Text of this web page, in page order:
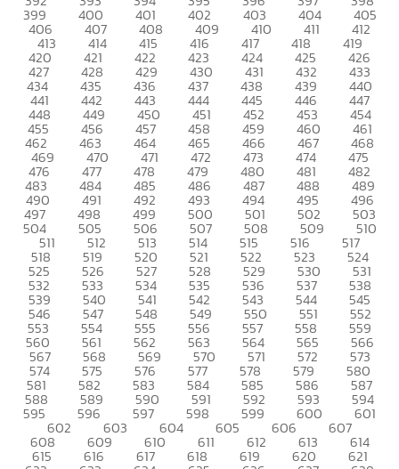
399 400 401 402 403 404 405
406 407 408 409 410 411 412
413 414 415 416 417 418 419
420 421 422 423 424 425 426
427 428 429 430 431 432 433
434 435 436 437 438 439 440
441 442 443 444 445 446 447
448 449 450 451 452 453 454
455 456 457 458 459 460 461
462 463 464 465 466 467 468
469 470 471 472 473 474 475
476 477 478 479 480 481 482
483 484 485 486 487 488 489
490 491 492 493 494 495 496
497 498 499 500 501 502 503
504 505 506 507 508 509 510
511 512 513 514 515 516 517
518 519 520 521 522 523 524
525 526 527 528 529 530 531
532 533 534 535 536 537 538
539 540 541 542 543 544 545
546 547 548 549 550 551 552
553 554 555 556 557 558 559
560 561 562 563 564 565 566
567 568 569 570 571 572 573
574 575 576 577 578 579 580
581 582 583 584 585 586 587
588 589 590 591 592 593 594
595 596 597 598 599 600 601
602 603 604 605 606 607
608 609 610 611 612 613 614
615 616 617 618 619 620 621